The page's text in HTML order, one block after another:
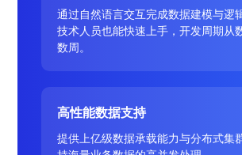
通过自然语言交互完成数据建模与逻
技术人员也能快速上手，开发周期从
数周。
高性能数据支持
提供上亿级数据承载能力与分布式集